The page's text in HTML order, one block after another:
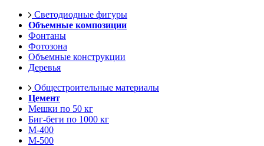
Светодиодные фигуры
Объемные композиции
Фонтаны
Фотозона
Объемные конструкции
Деревья
Общестроительные материалы
Цемент
Мешки по 50 кг
Биг-беги по 1000 кг
М-400
М-500